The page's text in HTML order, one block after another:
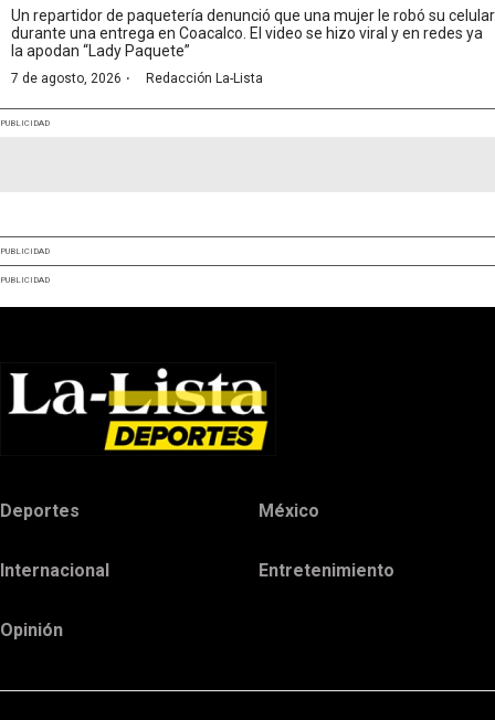
Un repartidor de paquetería denunció que una mujer le robó su celular
durante una entrega en Coacalco. El video se hizo viral y en redes ya
la apodan “Lady Paquete”
7 de agosto, 2026 · Redacción La-Lista
PUBLICIDAD
PUBLICIDAD
PUBLICIDAD
Deportes México
Internacional Entretenimiento
Opinión